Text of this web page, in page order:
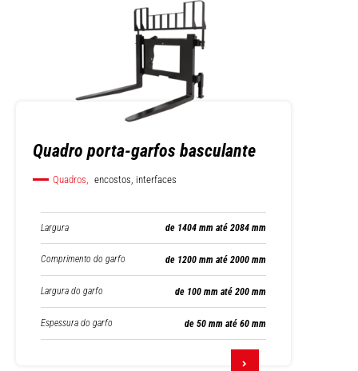
Quadro porta-garfos basculante
Quadros, encostos, interfaces
Largura de 1404 mm até 2084 mm
Comprimento do garfo de 1200 mm até 2000 mm
Largura do garfo de 100 mm até 200 mm
Espessura do garfo de 50 mm até 60 mm